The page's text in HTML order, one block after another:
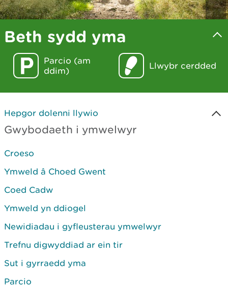
Beth sydd yma
Parcio (am
ddim)
Llwybr cerdded
Hepgor dolenni llywio
Gwybodaeth i ymwelwyr
Croeso
Ymweld â Choed Gwent
Coed Cadw
Ymweld yn ddiogel
Newidiadau i gyfleusterau ymwelwyr
Trefnu digwyddiad ar ein tir
Sut i gyrraedd yma
Parcio